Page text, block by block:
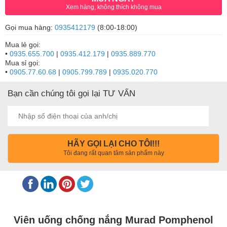
Xem hàng, không thích không mua
Gọi mua hàng: 0935412179 (8:00-18:00)
Mua lẻ gọi:
• 0935.655.700 | 0935.412.179 | 0935.889.770
Mua sỉ gọi:
• 0905.77.60.68 | 0905.799.789 | 0935.020.770
Bạn cần chúng tôi gọi lại TƯ VẤN
HÃY GỌI LẠI CHO TÔI!!!
Tôi đang rất quan tâm sản phẩm này
Viên uống chống nắng Murad Pomphenol